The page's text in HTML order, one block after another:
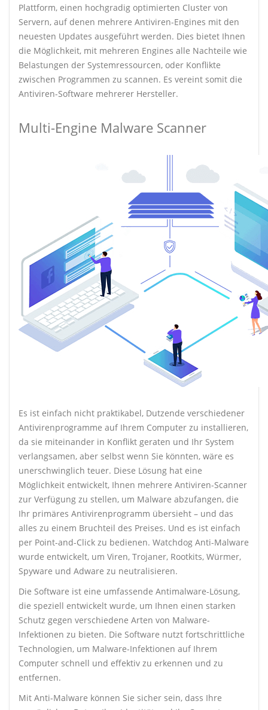
Plattform, einen hochgradig optimierten Cluster von
Servern, auf denen mehrere Antiviren-Engines mit den
neuesten Updates ausgeführt werden. Dies bietet Ihnen
die Möglichkeit, mit mehreren Engines alle Nachteile wie
Belastungen der Systemressourcen, oder Konflikte
zwischen Programmen zu scannen. Es vereint somit die
Antiviren-Software mehrerer Hersteller.
Multi-Engine Malware Scanner
Es ist einfach nicht praktikabel, Dutzende verschiedener
Antivirenprogramme auf Ihrem Computer zu installieren,
da sie miteinander in Konflikt geraten und Ihr System
verlangsamen, aber selbst wenn Sie könnten, wäre es
unerschwinglich teuer. Diese Lösung hat eine
Möglichkeit entwickelt, Ihnen mehrere Antiviren-Scanner
zur Verfügung zu stellen, um Malware abzufangen, die
Ihr primäres Antivirenprogramm übersieht – und das
alles zu einem Bruchteil des Preises. Und es ist einfach
per Point-and-Click zu bedienen. Watchdog Anti-Malware
wurde entwickelt, um Viren, Trojaner, Rootkits, Würmer,
Spyware und Adware zu neutralisieren.
Die Software ist eine umfassende Antimalware-Lösung,
die speziell entwickelt wurde, um Ihnen einen starken
Schutz gegen verschiedene Arten von Malware-
Infektionen zu bieten. Die Software nutzt fortschrittliche
Technologien, um Malware-Infektionen auf Ihrem
Computer schnell und effektiv zu erkennen und zu
entfernen.
Mit Anti-Malware können Sie sicher sein, dass Ihre